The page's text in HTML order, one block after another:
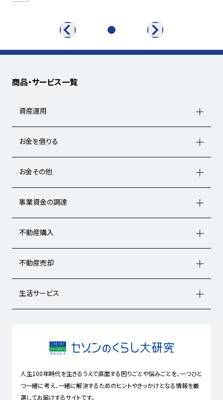
商品・サービス一覧
資産運用
お金を借りる
お金その他
事業資金の調達
不動産購入
不動産売却
生活サービス
人生100年時代を生きるうえで直面する困りごとや悩みごとを、一つひと
つ一緒に考え、一緒に解決するためのヒントやきっかけとなる情報を厳
選してお届けするサイトです。